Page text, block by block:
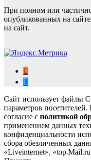
При полном или
опубликованных на
на сайт.
Сайт использует файлы
параметров
согласие с политикой
применением данных
конфиденциальности
сбора обезличенных
«Liveinternet»,